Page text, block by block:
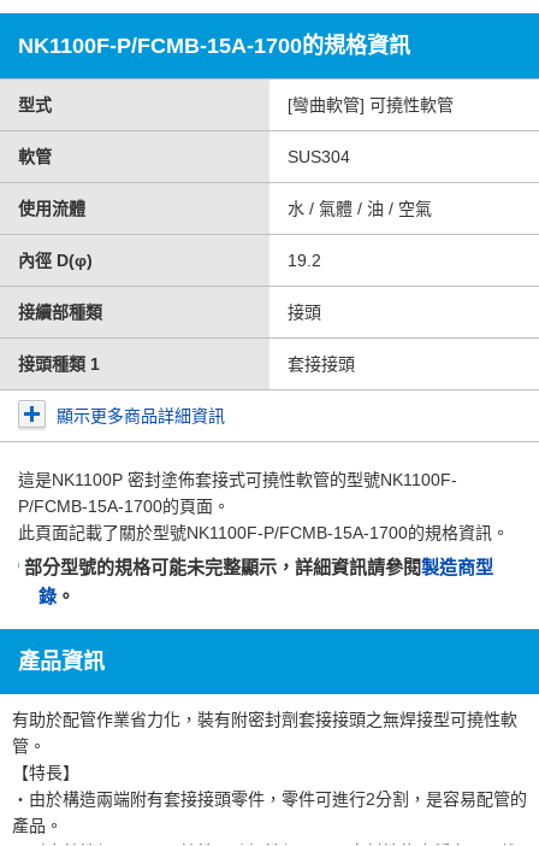
NK1100F-P/FCMB-15A-1700的規格資訊
型式 [彎曲軟管] 可撓性軟管
軟管 SUS304
使用流體 水 / 氣體 / 油 / 空氣
內徑 D(φ) 19.2
接續部種類 接頭
接頭種類 1 套接接頭
顯示更多商品詳細資訊
這是NK1100P 密封塗佈套接式可撓性軟管的型號NK1100F-
P/FCMB-15A-1700的頁面。
此頁面記載了關於型號NK1100F-P/FCMB-15A-1700的規格資訊。
部分型號的規格可能未完整顯示，詳細資訊請參閱製造商型
錄 。
產品資訊
有助於配管作業省力化，裝有附密封劑套接接頭之無焊接型可撓性軟
管。
【特長】
・由於構造兩端附有套接接頭零件，零件可進行2分割，是容易配管的
產品。